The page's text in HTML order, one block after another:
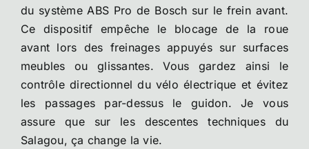
du système ABS Pro de Bosch sur le frein avant.
Ce dispositif empêche le blocage de la roue
avant lors des freinages appuyés sur surfaces
meubles ou glissantes. Vous gardez ainsi le
contrôle directionnel du vélo électrique et évitez
les passages par-dessus le guidon. Je vous
assure que sur les descentes techniques du
Salagou, ça change la vie.